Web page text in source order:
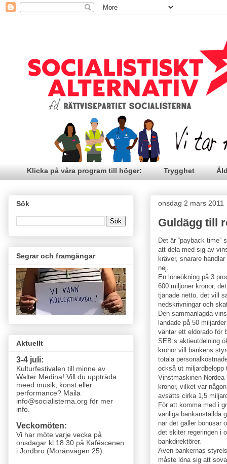
Klicka på våra program till höger: Trygghet
onsdag 2 mars 2011
Guldägg till
Det är “payback time”
att dela med sig av
kräver, snarare
nej.
En löneökning på 3
600 miljoner kronor,
tjänade netto, det vill
nedskrivningar och
Den sammanlagda
landade på 50
väntar ett eldorado för
SEB:s aktieutdelning
kronor vill bankens
totala
också ut miljardbelopp
Vinstmaskinen
kronor, vilket var
avsätts cirka 1,5
För att komma med i
vanliga bankanställda
när det gäller bonusar
det skiter regeringen i
bankdirektörer.
Även bankernas
måste löna sig att
Sök
Segrar och framgångar
Aktuellt
3-4 juli:
Kulturfestivalen till minne av
Walter Medina! Vill du uppträda
meed musik, konst eller
performance? Maila
info@socialisterna.org för mer
info.
Veckomöten:
Vi har möte varje vecka på
onsdagar kl 18.30 på Kaféscenen
i Jordbro (Moränvägen 25)